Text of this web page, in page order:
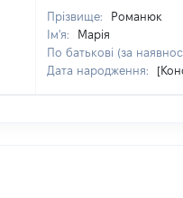
Прізвище:
Романюк
Ім'я:
Марія
По батькові (за
Дата народження: